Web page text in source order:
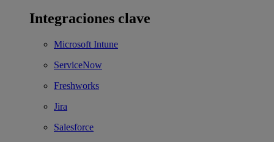
Integraciones clave
Microsoft Intune
ServiceNow
Freshworks
Jira
Salesforce